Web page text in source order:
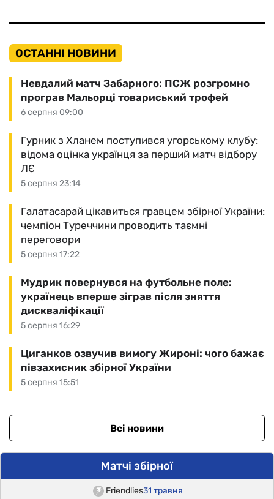
ОСТАННІ НОВИНИ
6 серпня 09:00
Невдалий матч Забарного: ПСЖ розгромно
програв Мальорці товариський трофей
5 серпня 23:14
Гурник з Хланем поступився угорському клубу:
відома оцінка українця за перший матч відбору
ЛЄ
5 серпня 17:22
Галатасарай цікавиться гравцем збірної України:
чемпіон Туреччини проводить таємні
переговори
5 серпня 16:29
Мудрик повернувся на футбольне поле:
українець вперше зіграв після зняття
дискваліфікації
5 серпня 15:51
Циганков озвучив вимогу Жироні: чого бажає
півзахисник збірної України
Всі новини
Матчі збірної
Friendlies31 травня